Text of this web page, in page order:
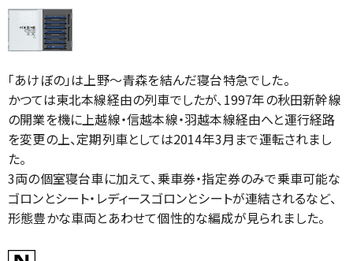
「あけぼの」は上野～青森を結んだ寝台特急でした。
かつては東北本線経由の列車でしたが、1997年の秋田新幹線
の開業を機に上越線・信越本線・羽越本線経由へと運行経路
を変更の上、定期列車としては2014年3月まで運転されまし
た。
3両の個室寝台車に加えて、乗車券・指定券のみで乗車可能な
ゴロンとシート・レディースゴロンとシートが連結されるなど、
形態豊かな車両とあわせて個性的な編成が見られました。